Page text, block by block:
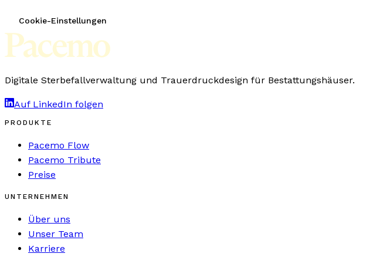
Cookie-Einstellungen
Digitale Sterbefallverwaltung und Trauerdruckdesign für Bestattungshäuser.
Auf LinkedIn folgen
PRODUKTE
Pacemo Flow
Pacemo Tribute
Preise
UNTERNEHMEN
Über uns
Unser Team
Karriere